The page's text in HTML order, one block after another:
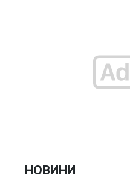
НОВИНИ